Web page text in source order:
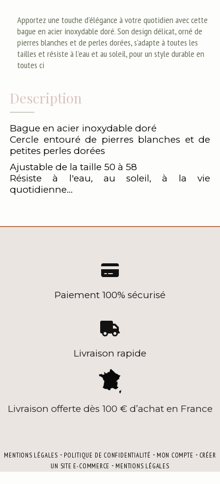
Apportez une touche d'élégance à votre quotidien avec cette
bague en acier inoxydable doré. Son design délicat, orné de
pierres blanches et de perles dorées, s'adapte à toutes les
tailles et résiste à l'eau et au soleil, pour un style durable en
toutes ci
Description
Bague en acier inoxydable doré
Cercle entouré de pierres blanches et de
petites perles dorées
Ajustable de la taille 50 à 58
Résiste à l'eau, au soleil, à la vie
quotidienne...

Paiement 100% sécurisé

Livraison rapide
Livraison offerte dès 100 € d’achat en France
MENTIONS LÉGALES POLITIQUE DE CONFIDENTIALITÉ MON COMPTE
CRÉER
UN SITE E-COMMERCE
MENTIONS LÉGALES